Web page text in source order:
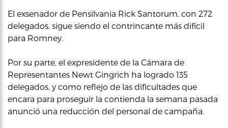
El exsenador de Pensilvania Rick Santorum, con 272
delegados, sigue siendo el contrincante más difícil
para Romney.
Por su parte, el expresidente de la Cámara de
Representantes Newt Gingrich ha logrado 135
delegados, y como reflejo de las dificultades que
encara para proseguir la contienda la semana pasada
anunció una reducción del personal de campaña.